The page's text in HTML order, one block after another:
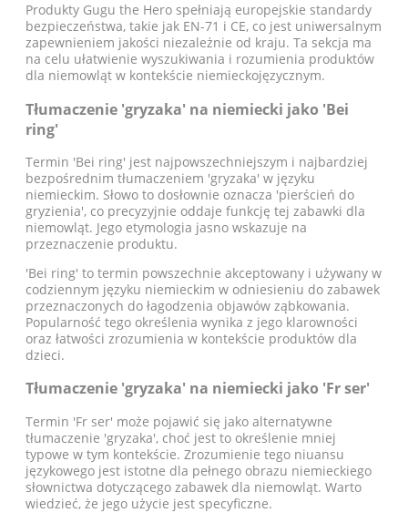
Produkty Gugu the Hero spełniają europejskie standardy
bezpieczeństwa, takie jak EN-71 i CE, co jest uniwersalnym
zapewnieniem jakości niezależnie od kraju. Ta sekcja ma
na celu ułatwienie wyszukiwania i rozumienia produktów
dla niemowląt w kontekście niemieckojęzycznym.
Tłumaczenie 'gryzaka' na niemiecki jako 'Bei
ring'
Termin 'Bei ring' jest najpowszechniejszym i najbardziej
bezpośrednim tłumaczeniem 'gryzaka' w języku
niemieckim. Słowo to dosłownie oznacza 'pierścień do
gryzienia', co precyzyjnie oddaje funkcję tej zabawki dla
niemowląt. Jego etymologia jasno wskazuje na
przeznaczenie produktu.
'Bei ring' to termin powszechnie akceptowany i używany w
codziennym języku niemieckim w odniesieniu do zabawek
przeznaczonych do łagodzenia objawów ząbkowania.
Popularność tego określenia wynika z jego klarowności
oraz łatwości zrozumienia w kontekście produktów dla
dzieci.
Tłumaczenie 'gryzaka' na niemiecki jako 'Fr ser'
Termin 'Fr ser' może pojawić się jako alternatywne
tłumaczenie 'gryzaka', choć jest to określenie mniej
typowe w tym kontekście. Zrozumienie tego niuansu
językowego jest istotne dla pełnego obrazu niemieckiego
słownictwa dotyczącego zabawek dla niemowląt. Warto
wiedzieć, że jego użycie jest specyficzne.